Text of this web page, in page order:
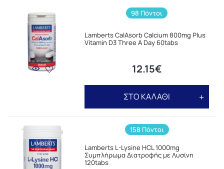
98 Πόντοι
Lamberts CalAsorb Calcium 800mg Plus
Vitamin D3 Three A Day 60tabs
12.15€
ΣΤΟ ΚΑΛΑΘΙ
158 Πόντοι
Lamberts L-Lysine HCL 1000mg
Συμπλήρωμα Διατροφής με Λυσίνη
120tabs